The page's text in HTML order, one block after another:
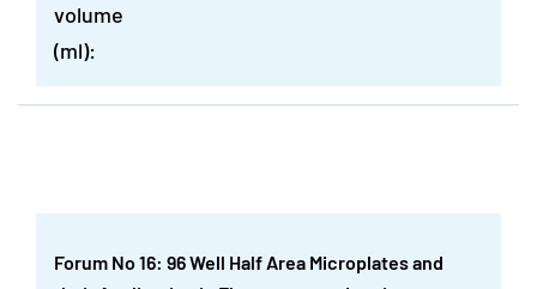
volume
(ml):
Forum No 16: 96 Well Half Area Microplates and